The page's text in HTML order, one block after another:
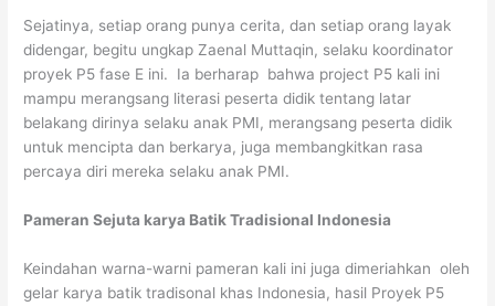
Sejatinya, setiap orang punya cerita, dan setiap orang layak
didengar, begitu ungkap Zaenal Muttaqin, selaku koordinator
proyek P5 fase E ini. Ia berharap bahwa project P5 kali ini
mampu merangsang literasi peserta didik tentang latar
belakang dirinya selaku anak PMI, merangsang peserta didik
untuk mencipta dan berkarya, juga membangkitkan rasa
percaya diri mereka selaku anak PMI.
Pameran Sejuta karya Batik Tradisional Indonesia
Keindahan warna-warni pameran kali ini juga dimeriahkan oleh
gelar karya batik tradisonal khas Indonesia, hasil Proyek P5